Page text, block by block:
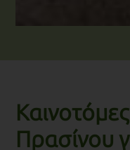
Πρασίνου